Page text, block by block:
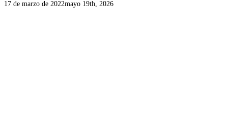
17 de marzo de 2022mayo 19th, 2026